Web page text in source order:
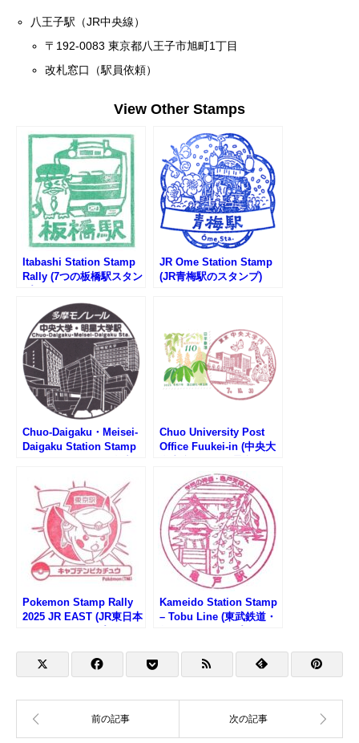
八王子駅（JR中央線）
〒192-0083 東京都八王子市旭町1丁目
改札窓口（駅員依頼）
View Other Stamps
Itabashi Station Stamp
Rally (7つの板橋駅スタン
JR Ome Station Stamp
(JR青梅駅のスタンプ)
Chuo-Daigaku・Meisei-
Daigaku Station Stamp
大学駅のスタンプ)
Chuo University Post
Office Fuukei-in (中央大
Pokemon Stamp Rally
2025 JR EAST (JR東日本
Kameido Station Stamp
– Tobu Line (東武鉄道・